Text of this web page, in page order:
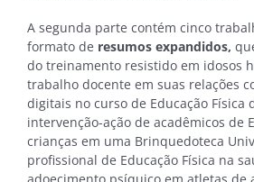
A segunda parte contém cinco
formato de resumos expandidos,
do treinamento resistido em idosos
trabalho docente em suas relações
digitais no curso de Educação Física
intervenção-ação de acadêmicos de
crianças em uma Brinquedoteca
profissional de Educação Física na